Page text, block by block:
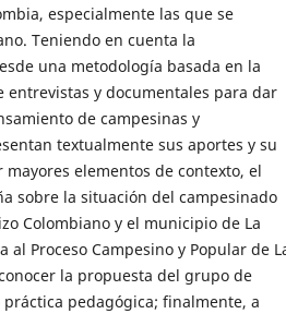
especialmente las que se
Teniendo en cuenta la
una metodología basada en la
entrevistas y documentales para dar
de campesinas y
textualmente sus aportes y su
elementos de contexto, el
sobre la situación del campesinado
Colombiano y el municipio de La
Proceso Campesino y Popular de
la propuesta del grupo de
pedagógica; finalmente, a